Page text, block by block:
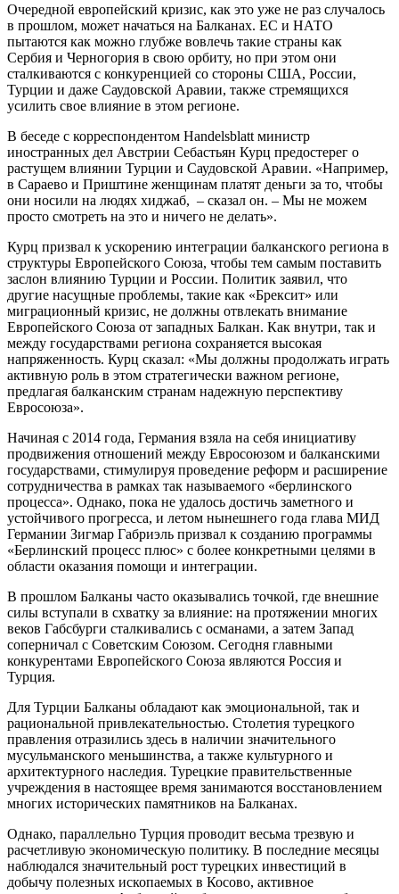
Очередной европейский кризис, как это уже не раз случалось
в прошлом, может начаться на Балканах. ЕС и НАТО
пытаются как можно глубже вовлечь такие страны как
Сербия и Черногория в свою орбиту, но при этом они
сталкиваются с конкуренцией со стороны США, России,
Турции и даже Саудовской Аравии, также стремящихся
усилить свое влияние в этом регионе.
В беседе с корреспондентом Handelsblatt министр
иностранных дел Австрии Себастьян Курц предостерег о
растущем влиянии Турции и Саудовской Аравии. «Например,
в Сараево и Приштине женщинам платят деньги за то, чтобы
они носили на людях хиджаб, – сказал он. – Мы не можем
просто смотреть на это и ничего не делать».
Курц призвал к ускорению интеграции балканского региона в
структуры Европейского Союза, чтобы тем самым поставить
заслон влиянию Турции и России. Политик заявил, что
другие насущные проблемы, такие как «Брексит» или
миграционный кризис, не должны отвлекать внимание
Европейского Союза от западных Балкан. Как внутри, так и
между государствами региона сохраняется высокая
напряженность. Курц сказал: «Мы должны продолжать играть
активную роль в этом стратегически важном регионе,
предлагая балканским странам надежную перспективу
Евросоюза».
Начиная с 2014 года, Германия взяла на себя инициативу
продвижения отношений между Евросоюзом и балканскими
государствами, стимулируя проведение реформ и расширение
сотрудничества в рамках так называемого «берлинского
процесса». Однако, пока не удалось достичь заметного и
устойчивого прогресса, и летом нынешнего года глава МИД
Германии Зигмар Габриэль призвал к созданию программы
«Берлинский процесс плюс» с более конкретными целями в
области оказания помощи и интеграции.
В прошлом Балканы часто оказывались точкой, где внешние
силы вступали в схватку за влияние: на протяжении многих
веков Габсбурги сталкивались с османами, а затем Запад
соперничал с Советским Союзом. Сегодня главными
конкурентами Европейского Союза являются Россия и
Турция.
Для Турции Балканы обладают как эмоциональной, так и
рациональной привлекательностью. Столетия турецкого
правления отразились здесь в наличии значительного
мусульманского меньшинства, а также культурного и
архитектурного наследия. Турецкие правительственные
учреждения в настоящее время занимаются восстановлением
многих исторических памятников на Балканах.
Однако, параллельно Турция проводит весьма трезвую и
расчетливую экономическую политику. В последние месяцы
наблюдался значительный рост турецких инвестиций в
добычу полезных ископаемых в Косово, активное